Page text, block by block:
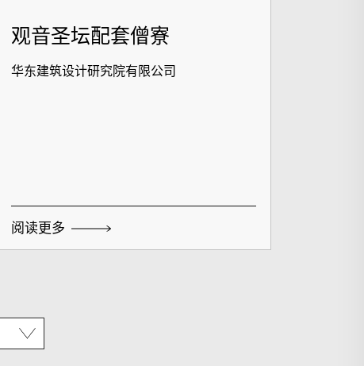
观音圣坛配套僧寮
华东建筑设计研究院有限公司
阅读更多